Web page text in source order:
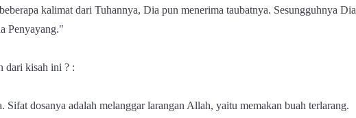
kalimat dari Tuhannya, Dia pun menerima taubatnya. Sesungguhnya Dia
Penyayang."
dari kisah ini ? :
Sifat dosanya adalah melanggar larangan Allah, yaitu memakan buah terlarang.